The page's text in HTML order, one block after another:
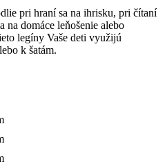
pri hraní sa na ihrisku, pri čítaní
na domáce leňošenie alebo
legíny Vaše deti využijú
k šatám.